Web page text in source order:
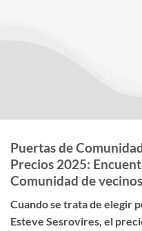
Puertas de
Precios 2025:
Comunidad de vecinos
Cuando se trata de elegir
Esteve Sesrovires, el